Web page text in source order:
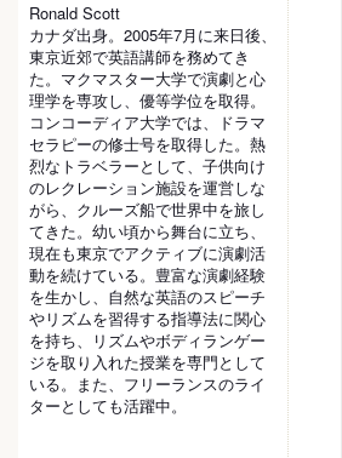
Ronald Scott
カナダ出身。2005年7月に来日後、
東京近郊で英語講師を務めてき
た。マクマスター大学で演劇と心
理学を専攻し、優等学位を取得。
コンコーディア大学では、ドラマ
セラピーの修士号を取得した。熱
烈なトラベラーとして、子供向け
のレクレーション施設を運営しな
がら、クルーズ船で世界中を旅し
てきた。幼い頃から舞台に立ち、
現在も東京でアクティブに演劇活
動を続けている。豊富な演劇経験
を生かし、自然な英語のスピーチ
やリズムを習得する指導法に関心
を持ち、リズムやボディランゲー
ジを取り入れた授業を専門として
いる。また、フリーランスのライ
ターとしても活躍中。